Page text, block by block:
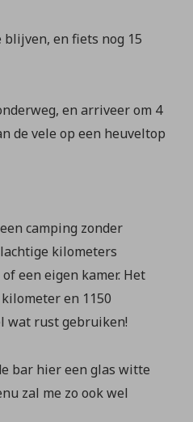
en fiets nog 15
en arriveer om 4
de vele op een heuveltop
camping zonder
kilometers
een eigen kamer. Het
en 1150
wat rust gebruiken!
bar hier een glas witte
zal me zo ook wel